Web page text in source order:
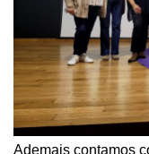
Ademais contamos